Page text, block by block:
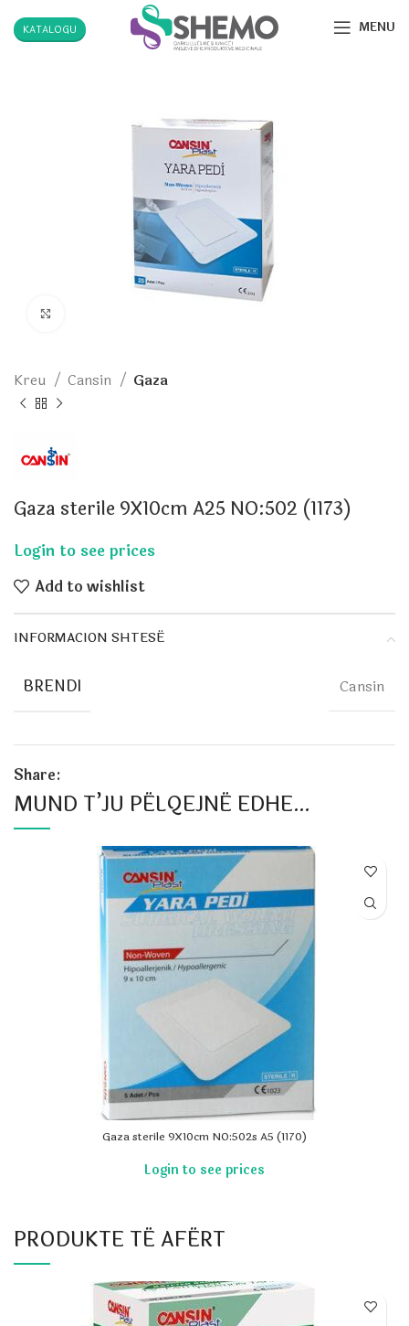
KATALOGU MENU
Kreu Cansin Gaza
Gaza sterile 9X10cm A25 NO:502 (1173)
Add to wishlist
INFORMACION SHTESË
BRENDI Cansin
Share:
MUND T’JU PËLQEJNË EDHE…
Gaza sterile 9X10cm NO:502s A5 (1170)
PRODUKTE TË AFËRT